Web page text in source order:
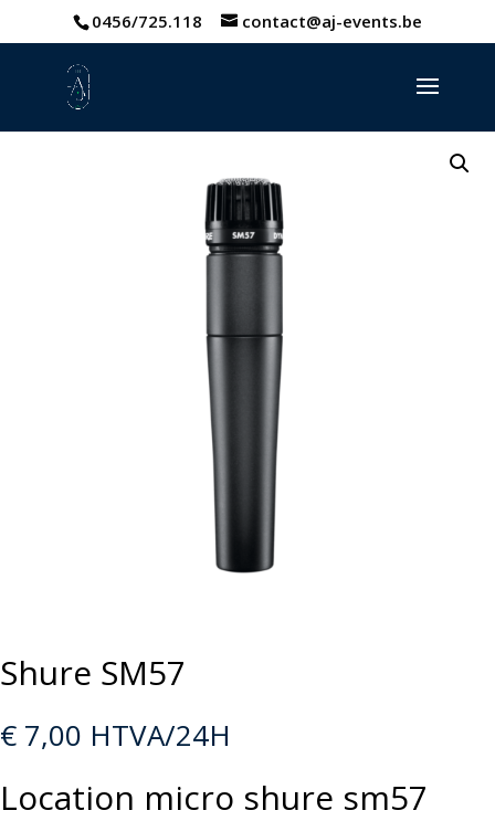
0456/725.118 contact@aj-events.be
Shure SM57
€ 7,00 HTVA/24H
Location micro shure sm57